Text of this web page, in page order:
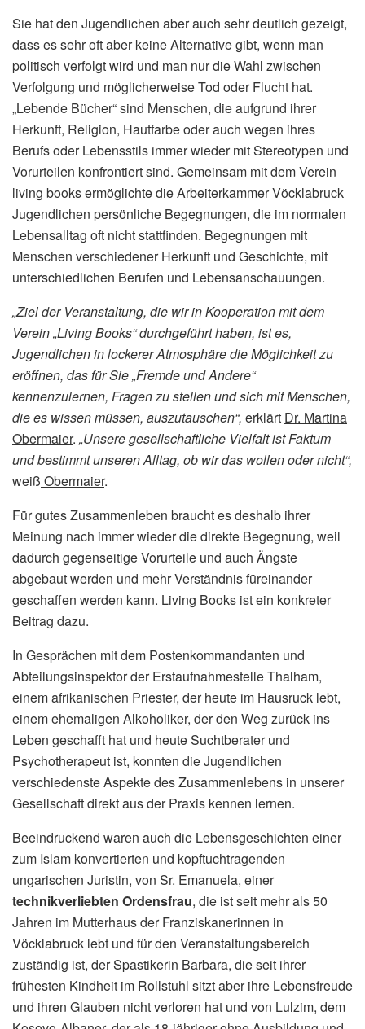
Sie hat den Jugendlichen aber auch sehr deutlich gezeigt,
dass es sehr oft aber keine Alternative gibt, wenn man
politisch verfolgt wird und man nur die Wahl zwischen
Verfolgung und möglicherweise Tod oder Flucht hat.
„Lebende Bücher“ sind Menschen, die aufgrund ihrer
Herkunft, Religion, Hautfarbe oder auch wegen ihres
Berufs oder Lebensstils immer wieder mit Stereotypen und
Vorurteilen konfrontiert sind. Gemeinsam mit dem Verein
living books ermöglichte die Arbeiterkammer Vöcklabruck
Jugendlichen persönliche Begegnungen, die im normalen
Lebensalltag oft nicht stattfinden. Begegnungen mit
Menschen verschiedener Herkunft und Geschichte, mit
unterschiedlichen Berufen und Lebensanschauungen.
„Ziel der Veranstaltung, die wir in Kooperation mit dem
Verein „Living Books“ durchgeführt haben, ist es,
Jugendlichen in lockerer Atmosphäre die Möglichkeit zu
eröffnen, das für Sie „Fremde und Andere“
kennenzulernen, Fragen zu stellen und sich mit Menschen,
die es wissen müssen, auszutauschen“, erklärt Dr. Martina
Obermaier. „Unsere gesellschaftliche Vielfalt ist Faktum
und bestimmt unseren Alltag, ob wir das wollen oder nicht“,
weiß Obermaier.
Für gutes Zusammenleben braucht es deshalb ihrer
Meinung nach immer wieder die direkte Begegnung, weil
dadurch gegenseitige Vorurteile und auch Ängste
abgebaut werden und mehr Verständnis füreinander
geschaffen werden kann. Living Books ist ein konkreter
Beitrag dazu.
In Gesprächen mit dem Postenkommandanten und
Abteilungsinspektor der Erstaufnahmestelle Thalham,
einem afrikanischen Priester, der heute im Hausruck lebt,
einem ehemaligen Alkoholiker, der den Weg zurück ins
Leben geschafft hat und heute Suchtberater und
Psychotherapeut ist, konnten die Jugendlichen
verschiedenste Aspekte des Zusammenlebens in unserer
Gesellschaft direkt aus der Praxis kennen lernen.
Beeindruckend waren auch die Lebensgeschichten einer
zum Islam konvertierten und kopftuchtragenden
ungarischen Juristin, von Sr. Emanuela, einer
technikverliebten Ordensfrau, die ist seit mehr als 50
Jahren im Mutterhaus der Franziskanerinnen in
Vöcklabruck lebt und für den Veranstaltungsbereich
zuständig ist, der Spastikerin Barbara, die seit ihrer
frühesten Kindheit im Rollstuhl sitzt aber ihre Lebensfreude
und ihren Glauben nicht verloren hat und von Lulzim, dem